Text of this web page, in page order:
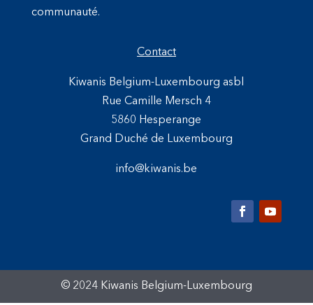
communauté.
Contact
Kiwanis Belgium-Luxembourg asbl
Rue Camille Mersch 4
5860 Hesperange
Grand Duché de Luxembourg
info@kiwanis.be
© 2024 Kiwanis Belgium-Luxembourg